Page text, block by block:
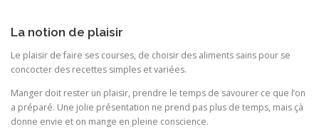
La notion de plaisir
Le plaisir de faire ses courses, de choisir des aliments sains pour se
concocter des recettes simples et variées.
Manger doit rester un plaisir, prendre le temps de savourer ce que l’on
a préparé. Une jolie présentation ne prend pas plus de temps, mais çà
donne envie et on mange en pleine conscience.